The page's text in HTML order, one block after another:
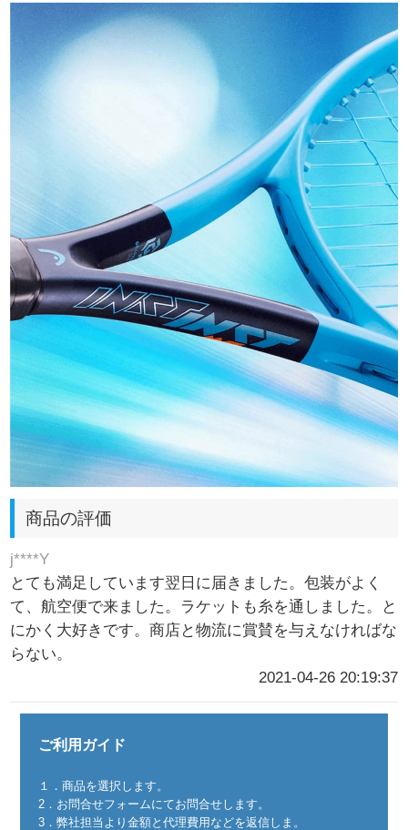
商品の評価
j****Y
とても満足しています翌日に届きました。包装がよく
て、航空便で来ました。ラケットも糸を通しました。と
にかく大好きです。商店と物流に賞賛を与えなければな
らない。
2021-04-26 20:19:37
ご利用ガイド
１．商品を選択します。
2．お問合せフォームにてお問合せします。
3．弊社担当より金額と代理費用などを返信しま。